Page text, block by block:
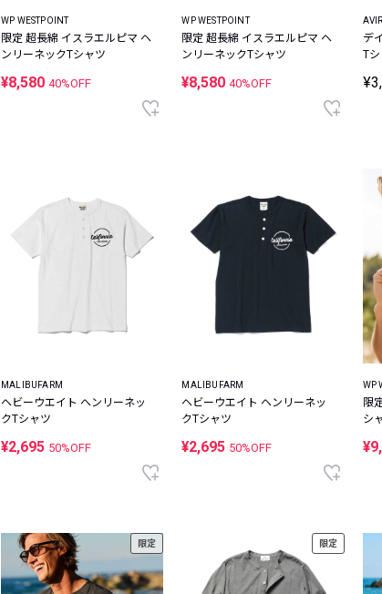
WP WESTPOINT
限定 超長綿 イスラエルピマ ヘ
ンリーネックTシャツ
¥8,580 40%OFF
WP WESTPOINT
限定 超長綿 イスラエルピマ ヘ
ンリーネックTシャツ
¥8,58040%OFF
デ
T
MALIBUFARM
ヘビーウエイト ヘンリーネッ
クTシャツ
¥2,695 50%OFF
MALIBUFARM
ヘビーウエイト ヘンリーネッ
クTシャツ
¥2,695 50%OFF
WP
限
シ
限定 限定